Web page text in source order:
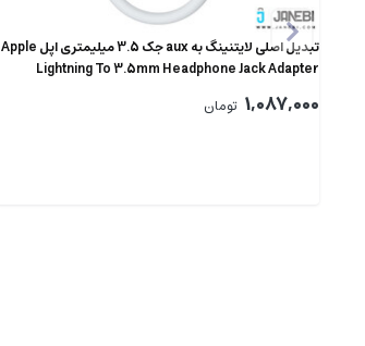
تبدیل اصلی لایتنینگ به aux جک 3.5 میلیمتری اپل Apple
Lightning To 3.5mm Headphone Jack Adapter
1,087,000 تومان